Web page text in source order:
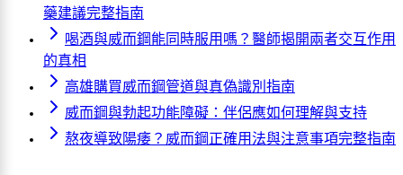
藥建議完整指南
喝酒與威而鋼能同時服用嗎？醫師揭開兩者交互作用
的真相
高雄購買威而鋼管道與真偽識別指南
威而鋼與勃起功能障礙：伴侶應如何理解與支持
熬夜導致陽痿？威而鋼正確用法與注意事項完整指南